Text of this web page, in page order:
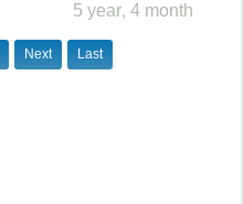
5 year, 4 month
Next Last